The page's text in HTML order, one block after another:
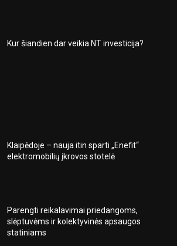
Kur šiandien dar veikia NT investicija?
Klaipėdoje – nauja itin sparti „Enefit“
elektromobilių įkrovos stotelė
Parengti reikalavimai priedangoms,
slėptuvėms ir kolektyvinės apsaugos
statiniams